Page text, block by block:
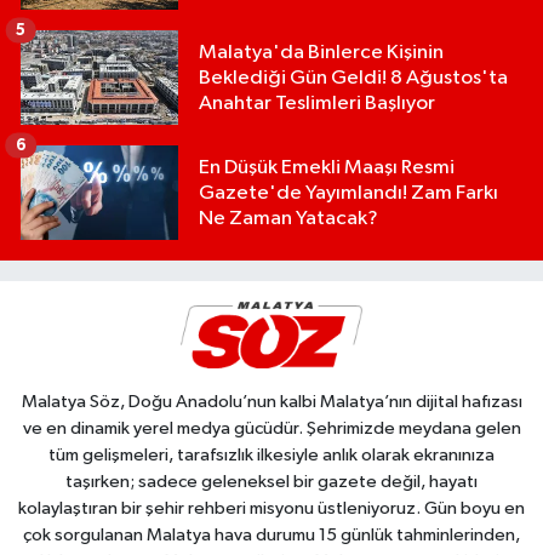
Malatya'da Binlerce Kişinin
Beklediği Gün Geldi! 8 Ağustos'ta
Anahtar Teslimleri Başlıyor
5
En Düşük Emekli Maaşı Resmi
Gazete'de Yayımlandı! Zam Farkı
Ne Zaman Yatacak?
6
Malatya Söz, Doğu Anadolu’nun kalbi Malatya’nın dijital hafızası
ve en dinamik yerel medya gücüdür. Şehrimizde meydana gelen
tüm gelişmeleri, tarafsızlık ilkesiyle anlık olarak ekranınıza
taşırken; sadece geleneksel bir gazete değil, hayatı
kolaylaştıran bir şehir rehberi misyonu üstleniyoruz. Gün boyu en
çok sorgulanan Malatya hava durumu 15 günlük tahminlerinden,